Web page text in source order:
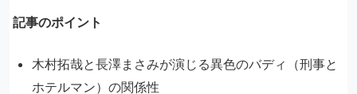
記事のポイント
木村拓哉と長澤まさみが演じる異色のバディ（刑事と
ホテルマン）の関係性